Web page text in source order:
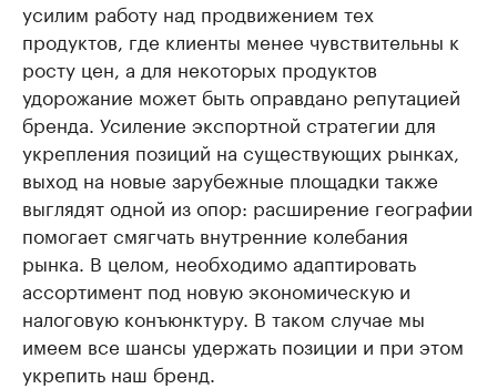
усилим работу над продвижением тех
продуктов, где клиенты менее чувствительны к
росту цен, а для некоторых продуктов
удорожание может быть оправдано репутацией
бренда. Усиление экспортной стратегии для
укрепления позиций на существующих рынках,
выход на новые зарубежные площадки также
выглядят одной из опор: расширение географии
помогает смягчать внутренние колебания
рынка. В целом, необходимо адаптировать
ассортимент под новую экономическую и
налоговую конъюнктуру. В таком случае мы
имеем все шансы удержать позиции и при этом
укрепить наш бренд.